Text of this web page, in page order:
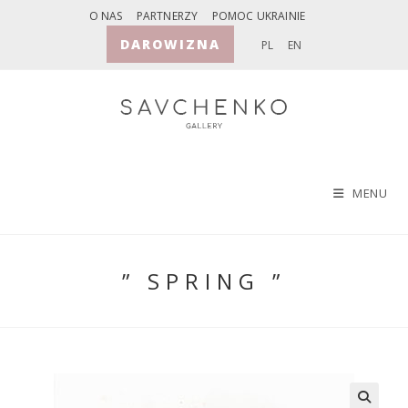
O NAS PARTNERZY POMOC UKRAINIE
DAROWIZNA PL EN
MENU
” SPRING ”